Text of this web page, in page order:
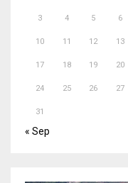
3 4 5 6
10 11 12 13
17 18 19 20
24 25 26 27
31
« Sep